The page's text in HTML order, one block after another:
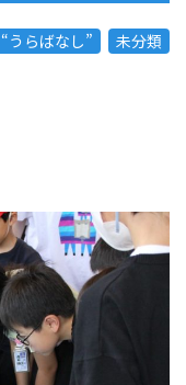
“うらばなし” 未分類